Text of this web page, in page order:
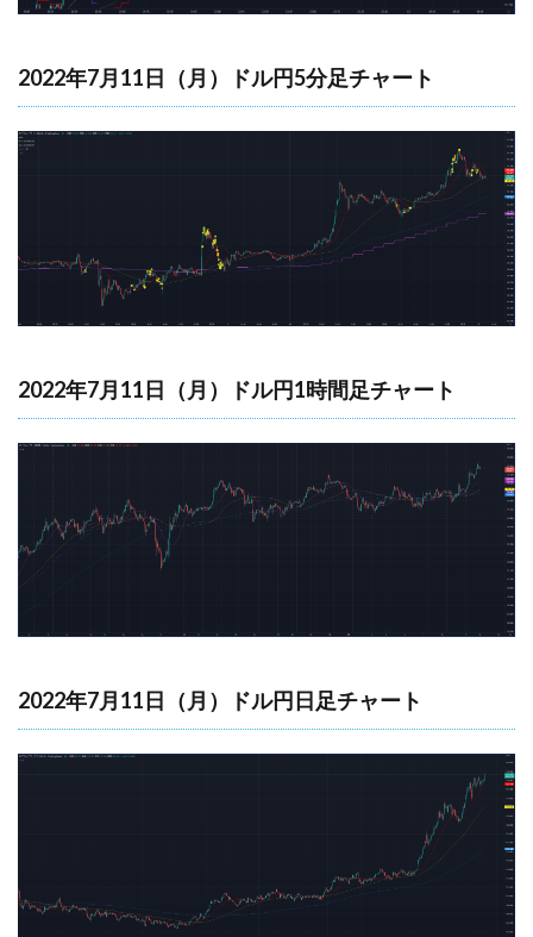
2022年7月11日（月）ドル円5分足チャート
2022年7月11日（月）ドル円1時間足チャート
2022年7月11日（月）ドル円日足チャート